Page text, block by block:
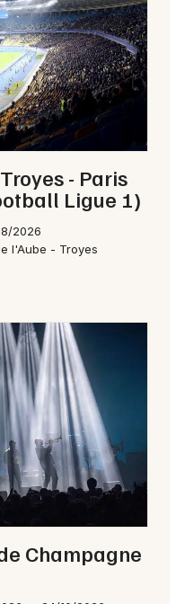
- Paris
Ligue 1)
2026
l'Aube - Troyes
Champagne